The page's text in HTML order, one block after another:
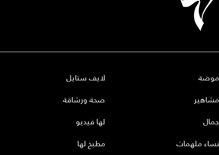
موضة
مشاهير
جمال
نساء ملهمات
لايف ستايل
صحة ورشاقة
لها فيديو
مطبخ لها